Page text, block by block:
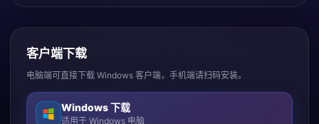
客户端下载
电脑端可直接下载 Windows 客户端，手机端请扫码安装。
Windows 下载
适用于 Windows 电脑